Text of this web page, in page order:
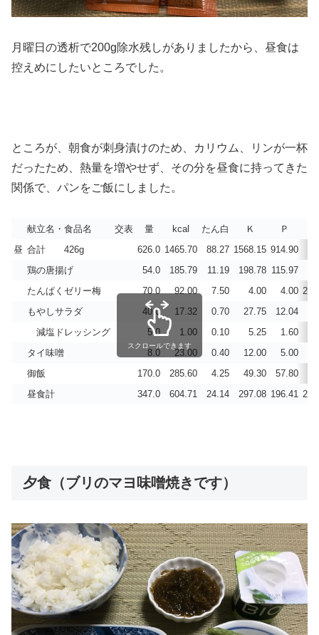
月曜日の透析で200g除水残しがありましたから、昼食は
控えめにしたいところでした。
ところが、朝食が刺身漬けのため、カリウム、リンが一杯
だったため、熱量を増やせず、その分を昼食に持ってきた
関係で、パンをご飯にしました。
献立名・食品名 交表 量 kcal たん白 Ｋ Ｐ
昼 合計 426g 626.0 1465.70 88.27 1568.15 914.90
鶏の唐揚げ
54.0 185.79 11.19 198.78 115.97
たんぱくゼリー梅
70.0 92.00 7.50 4.00 4.00
もやしサラダ
40.0 17.32 0.70 27.75 12.04
減塩ドレッシング
5.0 1.00 0.10 5.25 1.60
タイ味噌
8.0 23.00 0.40 12.00
5.00
御飯
170.0 285.60 4.25 49.30 57.80
昼食計
347.0 604.71 24.14 297.08 196.41
スクロールできます
夕食（ブリのマヨ味噌焼きです）